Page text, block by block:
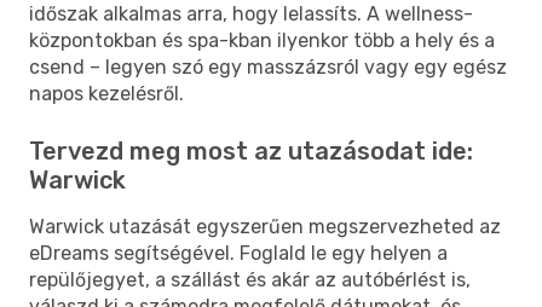
időszak alkalmas arra, hogy lelassíts. A wellness-
központokban és spa-kban ilyenkor több a hely és a
csend – legyen szó egy masszázsról vagy egy egész
napos kezelésről.
Tervezd meg most az utazásodat ide:
Warwick
Warwick utazását egyszerűen megszervezheted az
eDreams segítségével. Foglald le egy helyen a
repülőjegyet, a szállást és akár az autóbérlést is,